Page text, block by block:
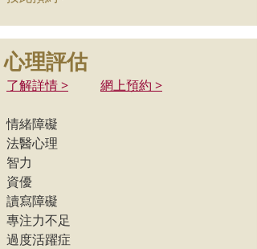
心理評估
了解詳情 > 網上預約 >
情緒障礙
法醫心理
智力
資優
讀寫障礙
專注力不足
過度活躍症